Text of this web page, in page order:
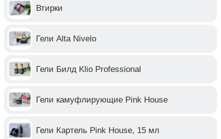
Втирки
Гели Alta Nivelo
Гели Билд Klio Professional
Гели камуфлирующие Pink House
Гели Картель Pink House, 15 мл